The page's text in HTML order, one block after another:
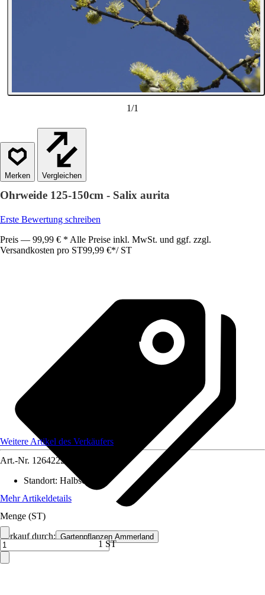
1/1
Vergleichen
Ohrweide 125-150cm - Salix aurita
Erste Bewertung schreiben
Preis — 99,99 € * Alle Preise inkl. MwSt. und ggf. zzgl.
Versandkosten pro ST99,99 €*/ ST
Verkauf durch: Gartenpflanzen Ammerland
Weitere Artikel des Verkäufers
Art.-Nr. 12642220
Standort: Halbschatten
Mehr Artikeldetails
Menge (ST)
1 ST